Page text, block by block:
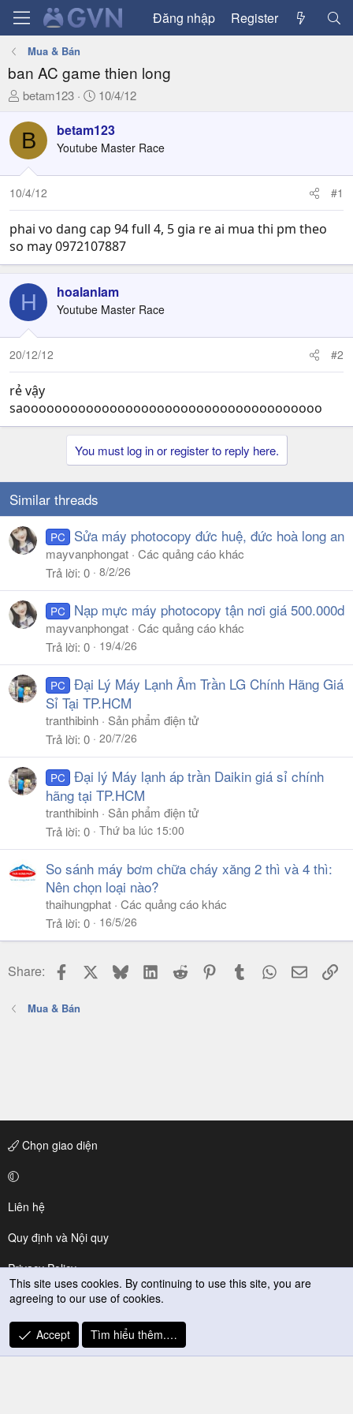
Đăng nhập Register
Mua & Bán
ban AC game thien long
T
r
e
a
d
s
t
a
r
r
betam123
N
à
y
ử
10/4/12
B betam123
Youtube Master Race
10/4/12 #1
phai vo dang cap 94 full 4, 5 gia re ai mua thi pm theo
so may 0972107887
H hoalanlam
Youtube Master Race
20/12/12 #2
rẻ vậy
saoooooooooooooooooooooooooooooooooooooo
You must log in or register to reply here.
Similar threads
PC Sửa máy photocopy đức huệ, đức hoà long an
mayvanphongat Các quảng cáo khác
Trả lời 0 8/2/26
PC Nạp mực máy photocopy tận nơi giá 500.000d
mayvanphongat Các quảng cáo khác
Trả lời 0 19/4/26
PC Đại Lý Máy Lạnh Âm Trần LG Chính Hãng Giá
Sỉ Tại TP.HCM
tranthibinh
Sản phẩm điện tử
Trả lời 0 20/7/26
PC Đại lý Máy lạnh áp trần Daikin giá sỉ chính
hãng tại TP.HCM
tranthibinh
Sản phẩm điện tử
Trả lời 0 Thứ ba lúc 15:00
So sánh máy bơm chữa cháy xăng 2 thì và 4 thì:
Nên chọn loại nào?
thaihungphat Các quảng cáo khác
Trả lời 0 16/5/26
Share: Facebook BlueskyLinkedIn
Reddit PinterestTumblr WhatsApp
Email
Mua & Bán
Chọn giao diện
Liên hệ
Quy định và Nội quy
Privacy Policy
Trợ giúp
R
S
This site uses cookies. By continuing to use this site, you are
agreeing to our use of cookies.
Accept Tìm hiểu thêm.…